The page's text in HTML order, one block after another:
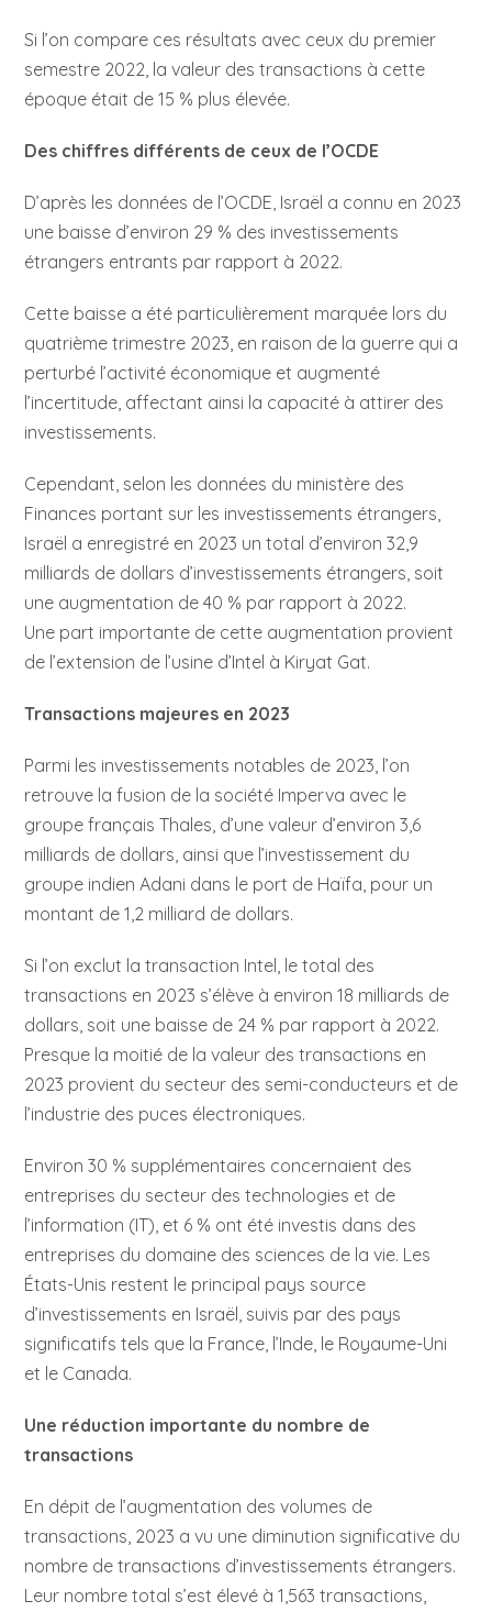
Si l’on compare ces résultats avec ceux du premier
semestre 2022, la valeur des transactions à cette
époque était de 15 % plus élevée.
Des chiffres différents de ceux de l’OCDE
D’après les données de l’OCDE, Israël a connu en 2023
une baisse d’environ 29 % des investissements
étrangers entrants par rapport à 2022.
Cette baisse a été particulièrement marquée lors du
quatrième trimestre 2023, en raison de la guerre qui a
perturbé l’activité économique et augmenté
l’incertitude, affectant ainsi la capacité à attirer des
investissements.
Cependant, selon les données du ministère des
Finances portant sur les investissements étrangers,
Israël a enregistré en 2023 un total d’environ 32,9
milliards de dollars d’investissements étrangers, soit
une augmentation de 40 % par rapport à 2022.
Une part importante de cette augmentation provient
de l’extension de l’usine d’Intel à Kiryat Gat.
Transactions majeures en 2023
Parmi les investissements notables de 2023, l’on
retrouve la fusion de la société Imperva avec le
groupe français Thales, d’une valeur d’environ 3,6
milliards de dollars, ainsi que l’investissement du
groupe indien Adani dans le port de Haïfa, pour un
montant de 1,2 milliard de dollars.
Si l’on exclut la transaction Intel, le total des
transactions en 2023 s’élève à environ 18 milliards de
dollars, soit une baisse de 24 % par rapport à 2022.
Presque la moitié de la valeur des transactions en
2023 provient du secteur des semi-conducteurs et de
l’industrie des puces électroniques.
Environ 30 % supplémentaires concernaient des
entreprises du secteur des technologies et de
l’information (IT), et 6 % ont été investis dans des
entreprises du domaine des sciences de la vie. Les
États-Unis restent le principal pays source
d’investissements en Israël, suivis par des pays
significatifs tels que la France, l’Inde, le Royaume-Uni
et le Canada.
Une réduction importante du nombre de
transactions
En dépit de l’augmentation des volumes de
transactions, 2023 a vu une diminution significative du
nombre de transactions d’investissements étrangers.
Leur nombre total s’est élevé à 1,563 transactions,